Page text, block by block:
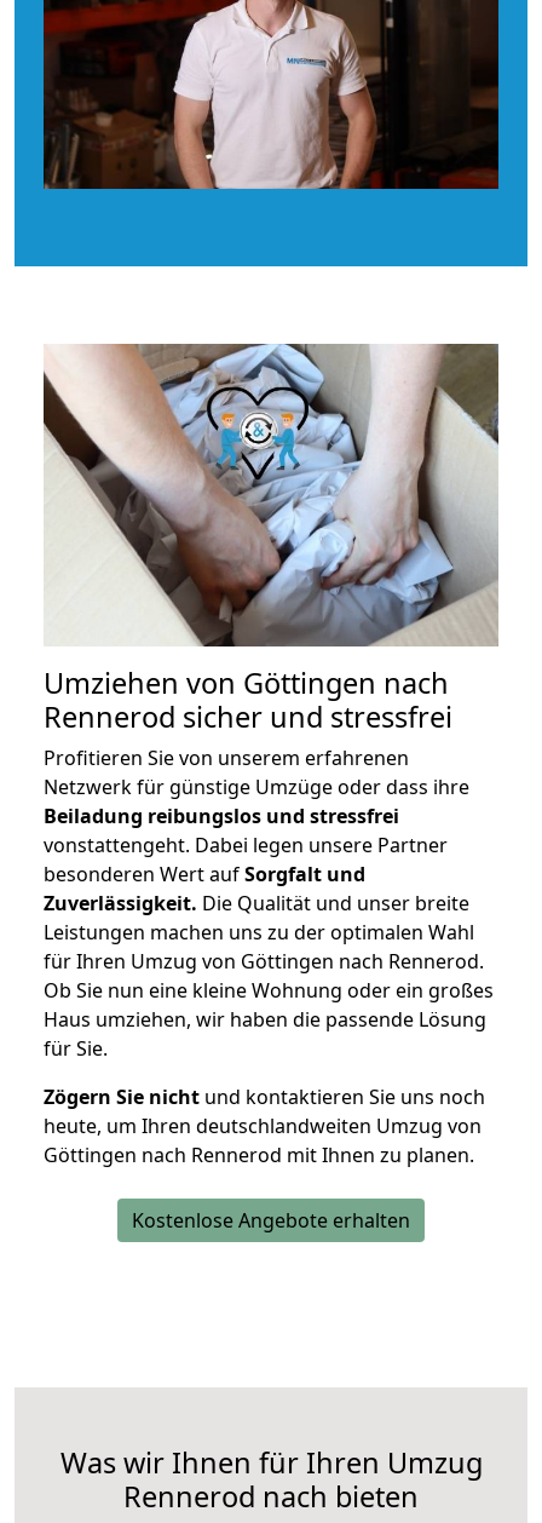
Umziehen von Göttingen nach
Rennerod sicher und stressfrei
Profitieren Sie von unserem erfahrenen
Netzwerk für günstige Umzüge oder dass ihre
Beiladung reibungslos und stressfrei
vonstattengeht. Dabei legen unsere Partner
besonderen Wert aufSorgfalt und
Zuverlässigkeit. Die Qualität und unser breite
Leistungen machen uns zu der optimalen Wahl
für Ihren Umzug von Göttingen nach Rennerod.
Ob Sie nun eine kleine Wohnung oder ein großes
Haus umziehen, wir haben die passende Lösung
für Sie.
Zögern Sie nicht und kontaktieren Sie uns noch
heute, um Ihren deutschlandweiten Umzug von
Göttingen nach Rennerod mit Ihnen zu planen.
Kostenlose Angebote erhalten
Was wir Ihnen für Ihren Umzug
Rennerod nach bieten